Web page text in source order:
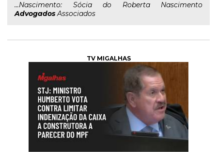
...Nascimento: Sócia do Roberta Nascimento
AdvogadosAssociados
TV MIGALHAS